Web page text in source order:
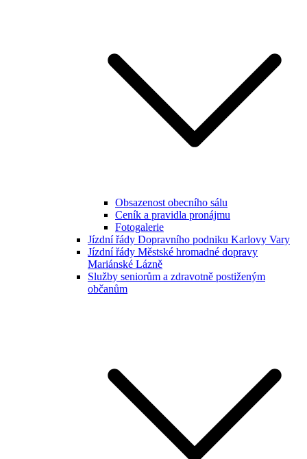
Obsazenost obecního sálu
Ceník a pravidla pronájmu
Fotogalerie
Jízdní řády Dopravního podniku Karlovy Vary
Jízdní řády Městské hromadné dopravy
Mariánské Lázně
Služby seniorům a zdravotně postiženým
občanům